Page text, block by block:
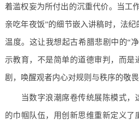
着滥权妄为所付出的沉重代价。当工
亲吃年夜饭”的细节嵌入讲稿时，法
温度。这让我想起古希腊悲剧中的“
示教育，不是简单的道德审判，而是
剧，唤醒观者内心对规则与秩序的敬畏
当数字浪潮席卷传统展陈模式，
的巾帼队伍，用创新思维重新定义了